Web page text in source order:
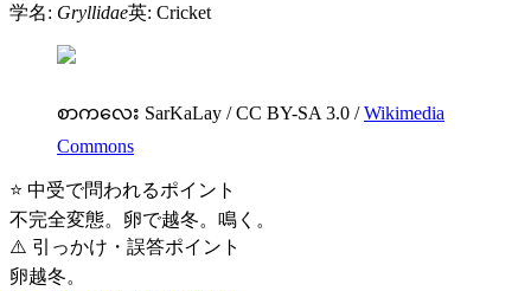
学名: Gryllidae英: Cricket
စာကလေး SarKaLay /CC BY-SA 3.0 / Wikimedia
Commons
⭐ 中受で問われるポイント
不完全変態。卵で越冬。鳴く。
⚠️ 引っかけ・誤答ポイント
卵越冬。